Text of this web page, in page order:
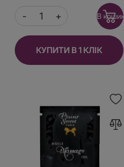
В кошик
КУПИТИ В 1 КЛІК